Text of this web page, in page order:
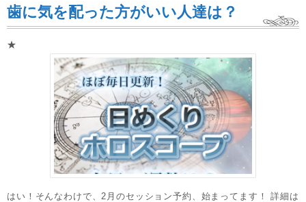
歯に気を配った方がいい人達は？
★
はい！そんなわけで、2月のセッション予約、始まってます！ 詳細は